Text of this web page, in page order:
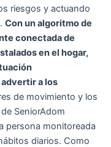
riesgos y actuando
Con un algoritmo de
conectada de
en el hogar,
a los
de movimiento y los
SeniorAdom
persona monitoreada
diarios. Como